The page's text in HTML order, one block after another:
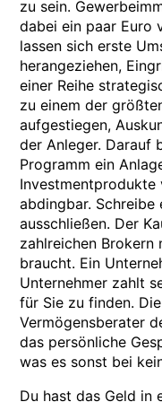
zu sein.
dabei ein paar Euro
lassen sich erste
herangeziehen,
einer Reihe
zu einem der
aufgestiegen,
der Anleger. Darauf
Programm ein
abdingbar. Schreibe
ausschließen. Der
zahlreichen Brokern
braucht. Ein
Unternehmer zahlt
für Sie zu finden.
Vermögensberater
das persönliche
was es sonst bei
Du hast das Geld in